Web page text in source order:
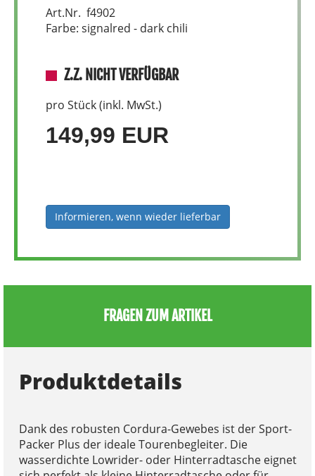
Art.Nr. f4902
Farbe: signalred - dark chili
Z.Z. NICHT VERFÜGBAR
pro Stück (inkl. MwSt.)
149,99 EUR
Informieren, wenn wieder lieferbar
FRAGEN ZUM ARTIKEL
Produktdetails
Dank des robusten Cordura-Gewebes ist der Sport-
Packer Plus der ideale Tourenbegleiter. Die
wasserdichte Lowrider- oder Hinterradtasche eignet